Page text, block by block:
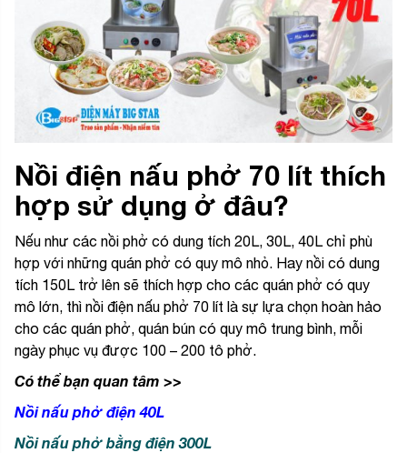
Nồi điện nấu phở 70 lít thích
hợp sử dụng ở đâu?
Nếu như các nồi phở có dung tích 20L, 30L, 40L chỉ phù
hợp với những quán phở có quy mô nhỏ. Hay nồi có dung
tích 150L trở lên sẽ thích hợp cho các quán phở có quy
mô lớn, thì nồi điện nấu phở 70 lít là sự lựa chọn hoàn hảo
cho các quán phở, quán bún có quy mô trung bình, mỗi
ngày phục vụ được 100 – 200 tô phở.
Có thể bạn quan tâm >>
Nồi nấu phở điện 40L
Nồi nấu phở bằng điện 300L